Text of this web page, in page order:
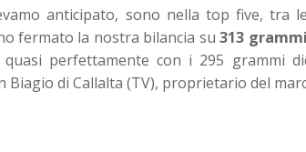
anticipato, sono nella top five, tra
fermato la nostra bilancia su313 grammi
perfettamente con i 295 grammi
Biagio di Callalta (TV), proprietario del